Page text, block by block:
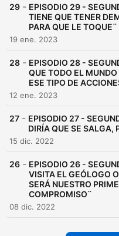
29 - EPISODIO 29 -
TIENE QUE TENER
PARA QUE LE TOQUE¨
19 ene. 2023
28 - EPISODIO 28 -
QUE TODO EL
ESE TIPO DE
12 ene. 2023
27 - EPISODIO 27 -
DIRÍA QUE SE SALGA,
15 dic. 2022
26 - EPISODIO 26 -
VISITA EL GEÓLOGO
SERÁ NUESTRO
COMPROMISO¨
08 dic. 2022